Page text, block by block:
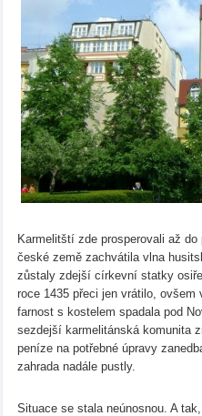
Karmelitští zde prosperovali až
české země zachvátila vlna
zůstaly zdejší církevní statky
roce 1435 přeci jen vrátilo,
farnost s kostelem spadala pod
sezdejší karmelitánská komunita
peníze na potřebné úpravy
zahrada nadále pustly.
Situace se stala neúnosnou. A